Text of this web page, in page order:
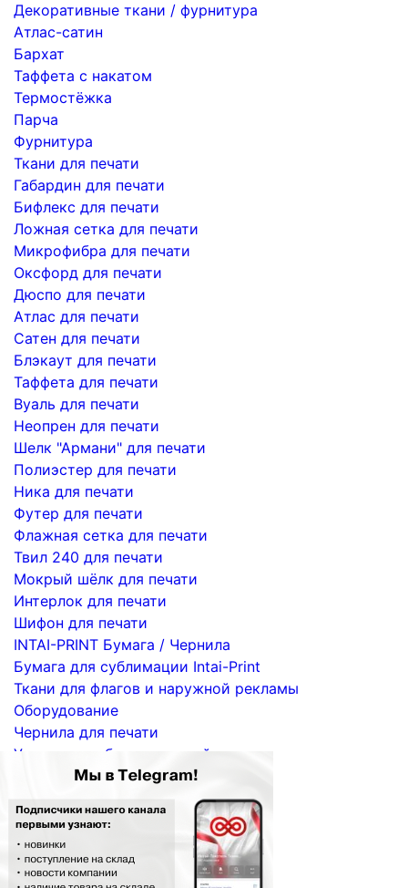
Декоративные ткани / фурнитура
Атлас-сатин
Бархат
Таффета с накатом
Термостёжка
Парча
Фурнитура
Ткани для печати
Габардин для печати
Бифлекс для печати
Ложная сетка для печати
Микрофибра для печати
Оксфорд для печати
Дюспо для печати
Атлас для печати
Сатен для печати
Блэкаут для печати
Таффета для печати
Вуаль для печати
Неопрен для печати
Шелк "Армани" для печати
Полиэстер для печати
Ника для печати
Футер для печати
Флажная сетка для печати
Твил 240 для печати
Мокрый шёлк для печати
Интерлок для печати
Шифон для печати
INTAI-PRINT Бумага / Чернила
Бумага для сублимации Intai-Print
Ткани для флагов и наружной рекламы
Оборудование
Чернила для печати
Услуги по сублимационной печати